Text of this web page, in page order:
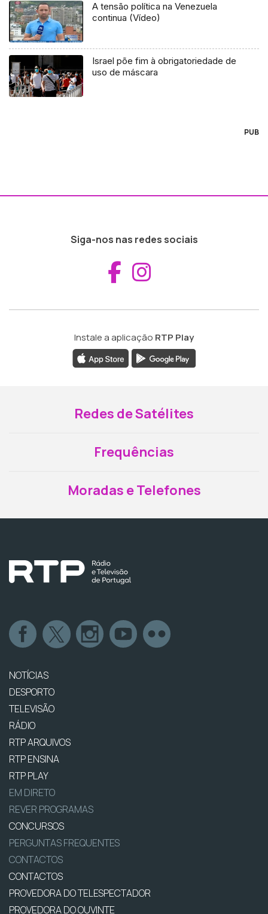
A tensão política na Venezuela
continua (Vídeo)
Israel põe fim à obrigatoriedade de
uso de máscara
PUB
Siga-nos nas redes sociais
Aceder ao
Instale a aplicação RTP Play
Redes de Satélites
Frequências
Moradas e Telefones
NOTÍCIAS
DESPORTO
TELEVISÃO
RÁDIO
RTP ARQUIVOS
RTP ENSINA
RTP PLAY
EM DIRETO
REVER PROGRAMAS
CONCURSOS
PERGUNTAS FREQUENTES
CONTACTOS
CONTACTOS
PROVEDORA DO TELESPECTADOR
PROVEDORA DO OUVINTE